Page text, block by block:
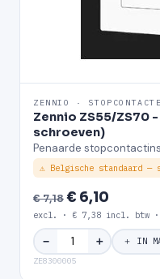
ZENNIO ·
Zennio ZS55/ZS70
schroeven)
Penaarde
⚠ Belgische standaard
€ 7,18€ 6,10
excl. · € 7,38 incl. btw ·
− ＋ ＋ IN
ZE8300005